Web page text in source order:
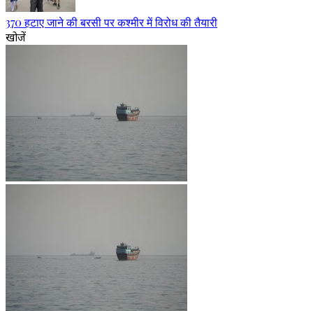
370 हटाए जाने की बरसी पर कश्मीर में विरोध की तैयारी
खोजें